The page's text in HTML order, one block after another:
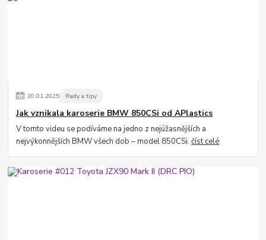
20.01.2025 Rady a tipy
Jak vznikala karoserie BMW 850CSi od APlastics
V tomto videu se podíváme na jedno z nejúžasnějších a
nejvýkonnějších BMW všech dob – model 850CSi.číst celé